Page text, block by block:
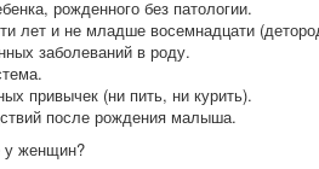
рожденного без патологии.
лет и не младше восемнадцати
заболеваний в роду.
привычек (ни пить, ни курить).
после рождения малыша.
у женщин?